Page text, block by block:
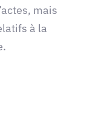
mais
à la